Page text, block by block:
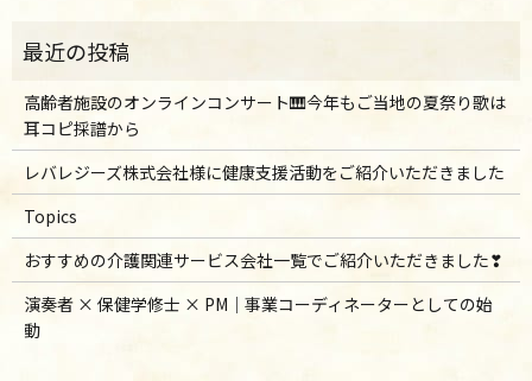
高齢者施設のオンラインコンサート🎹今年もご当地の夏祭り歌は
耳コピ採譜から
レバレジーズ株式会社様に健康支援活動をご紹介いただきました
Topics
おすすめの介護関連サービス会社一覧でご紹介いただきました❣
演奏者 × 保健学修士 × PM｜事業コーディネーターとしての始
動